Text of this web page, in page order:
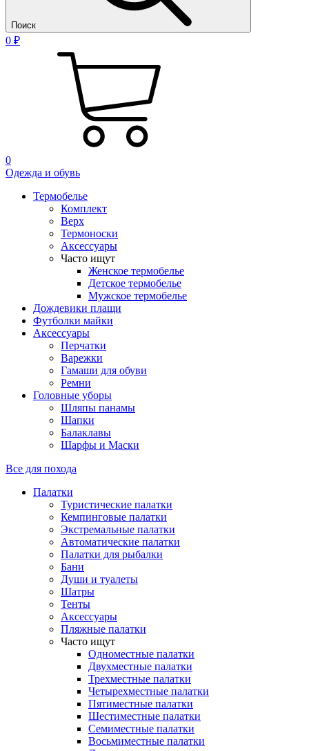
Поиск
0 ₽
0
Одежда и обувь
Термобелье
Комплект
Верх
Термоноски
Аксессуары
Часто ищут
Женское термобелье
Детское термобелье
Мужское термобелье
Дождевики плащи
Футболки майки
Аксессуары
Перчатки
Варежки
Гамаши для обуви
Ремни
Головные уборы
Шляпы панамы
Шапки
Балаклавы
Шарфы и Маски
Все для похода
Палатки
Туристические палатки
Кемпинговые палатки
Экстремальные палатки
Автоматические палатки
Палатки для рыбалки
Бани
Души и туалеты
Шатры
Тенты
Аксессуары
Пляжные палатки
Часто ищут
Одноместные палатки
Двухместные палатки
Трехместные палатки
Четырехместные палатки
Пятиместные палатки
Шестиместные палатки
Семиместные палатки
Восьмиместные палатки